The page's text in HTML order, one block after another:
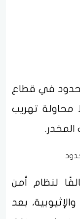
في قطاع
محاولة تهريب
على 15 مخالفًا لنظام أمن
بعد